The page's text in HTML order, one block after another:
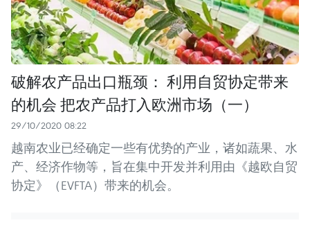
破解农产品出口瓶颈： 利用自贸协定带来
的机会 把农产品打入欧洲市场（一）
29/10/2020 08:22
越南农业已经确定一些有优势的产业，诸如蔬果、水
产、经济作物等，旨在集中开发并利用由《越欧自贸
协定》（EVFTA）带来的机会。